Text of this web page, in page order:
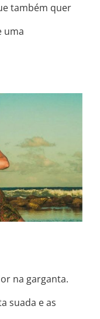
também quer
uma
na garganta.
suada e as